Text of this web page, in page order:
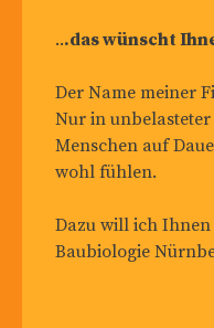
...das wünscht
Der Name meiner
Nur in
Menschen auf
wohl fühlen.
Dazu will ich
Baubiologie